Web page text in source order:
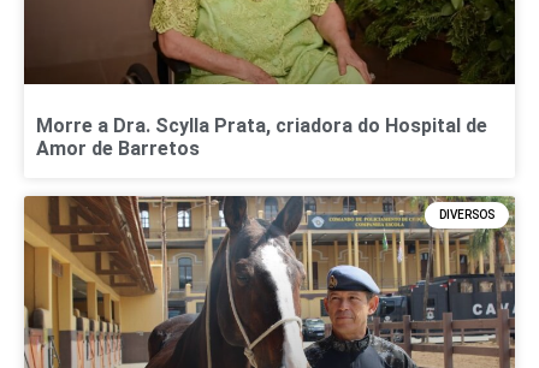
Morre a Dra. Scylla Prata, criadora do Hospital de
Amor de Barretos
DIVERSOS